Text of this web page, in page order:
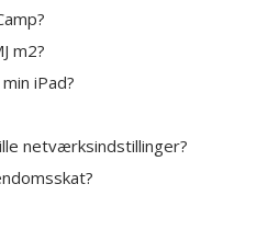
m2?
iPad?
netværksindstillinger?